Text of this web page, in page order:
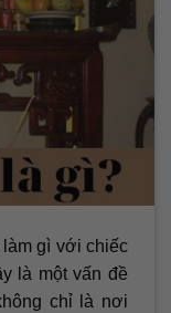
làm gì với chiếc
là một vấn đề
chỉ là nơi